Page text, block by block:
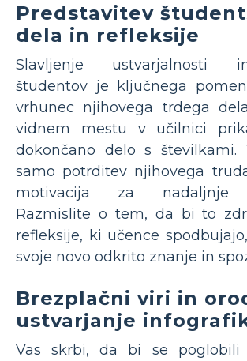
Predstavitev
dela in refleksije
Slavljenje ustvarjalnosti
študentov je ključnega
vrhunec njihovega trdega
vidnem mestu v učilnici
dokončano delo s številkami.
samo potrditev njihovega
motivacija za nadaljnje
Razmislite o tem, da bi to
refleksije, ki učence
svoje novo odkrito znanje in
Brezplačni viri in
ustvarjanje
Vas skrbi, da bi se poglobili